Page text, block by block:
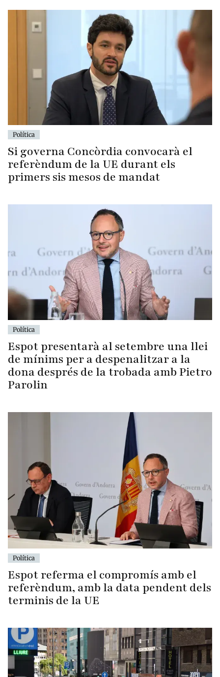
Política
Si governa Concòrdia convocarà el
referèndum de la UE durant els
primers sis mesos de mandat
Política
Espot presentarà al setembre una llei
de mínims per a despenalitzar a la
dona després de la trobada amb Pietro
Parolin
Política
Espot referma el compromís amb el
referèndum, amb la data pendent dels
terminis de la UE